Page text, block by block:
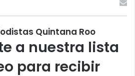
Quintana Roo
a nuestra lista
para recibir